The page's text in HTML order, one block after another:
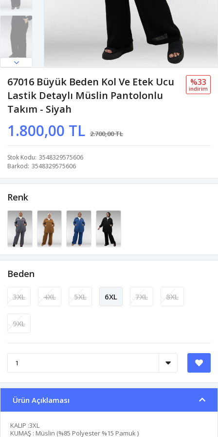
67016 Büyük Beden Kol Ve Etek Ucu
Lastik Detaylı Müslin Pantolonlu
Takım - Siyah
1.800,00 TL 2.700,00 TL
%33
i̇ndi̇ri̇m
Stok Kodu 3548329575606
Barkod 3548329575606
Renk
Beden
3XL 4XL 5XL 6XL 7XL 8XL
9XL
Ürün Açıklaması
KALIP :3XL
KUMAŞ : Müslin (%85 Polyester %15 Pamuk )